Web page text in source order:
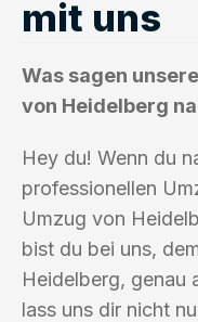
mit uns
Was sagen
von Heidelberg
Hey du! Wenn du
professionellen
Umzug von
bist du bei uns,
Heidelberg, genau
lass uns dir nicht